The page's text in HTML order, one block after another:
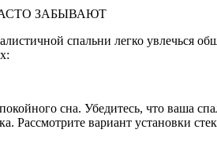
ЗАБЫВАЮТ
спальни легко увлечься
сна. Убедитесь, что ваша
Рассмотрите вариант установки